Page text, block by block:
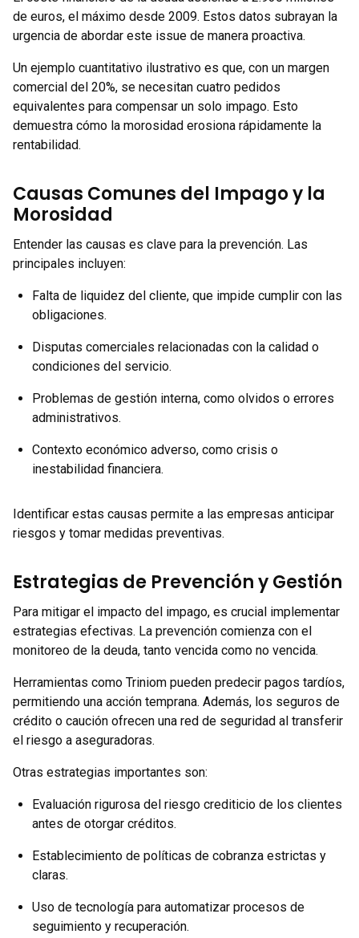
de euros, el máximo desde 2009. Estos datos subrayan la
urgencia de abordar este issue de manera proactiva.
Un ejemplo cuantitativo ilustrativo es que, con un margen
comercial del 20%, se necesitan cuatro pedidos
equivalentes para compensar un solo impago. Esto
demuestra cómo la morosidad erosiona rápidamente la
rentabilidad.
Causas Comunes del Impago y la
Morosidad
Entender las causas es clave para la prevención. Las
principales incluyen:
Falta de liquidez del cliente, que impide cumplir con las
obligaciones.
Disputas comerciales relacionadas con la calidad o
condiciones del servicio.
Problemas de gestión interna, como olvidos o errores
administrativos.
Contexto económico adverso, como crisis o
inestabilidad financiera.
Identificar estas causas permite a las empresas anticipar
riesgos y tomar medidas preventivas.
Estrategias de Prevención y Gestión
Para mitigar el impacto del impago, es crucial implementar
estrategias efectivas. La prevención comienza con el
monitoreo de la deuda, tanto vencida como no vencida.
Herramientas como Triniom pueden predecir pagos tardíos,
permitiendo una acción temprana. Además, los seguros de
crédito o caución ofrecen una red de seguridad al transferir
el riesgo a aseguradoras.
Otras estrategias importantes son:
Evaluación rigurosa del riesgo crediticio de los clientes
antes de otorgar créditos.
Establecimiento de políticas de cobranza estrictas y
claras.
Uso de tecnología para automatizar procesos de
seguimiento y recuperación.